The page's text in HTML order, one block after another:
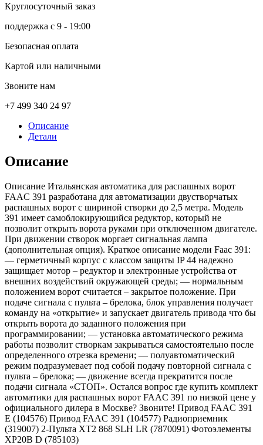
Круглосуточный заказ
поддержка с 9 - 19:00
Безопасная оплата
Картой или наличными
Звоните нам
+7 499 340 24 97
Описание
Детали
Описание
Описание Итальянская автоматика для распашных ворот
FAAC 391 разработана для автоматизации двустворчатых
распашных ворот с шириной створки до 2,5 метра. Модель
391 имеет самоблокирующийся редуктор, который не
позволит открыть ворота руками при отключенном двигателе.
При движении створок моргает сигнальная лампа
(дополнительная опция). Краткое описание модели Faac 391:
— герметичный корпус с классом защиты IP 44 надежно
защищает мотор – редуктор и электронные устройства от
внешних воздействий окружающей среды; — нормальным
положением ворот считается – закрытое положение. При
подаче сигнала с пульта – брелока, блок управления получает
команду на «открытие» и запускает двигатель привода что бы
открыть ворота до заданного положения при
программировании; — установка автоматического режима
работы позволит створкам закрываться самостоятельно после
определенного отрезка времени; — полуавтоматический
режим подразумевает под собой подачу повторной сигнала с
пульта – брелока; — движение всегда прекратится после
подачи сигнала «СТОП». Остался вопрос где купить комплект
автоматики для распашных ворот FAAC 391 по низкой цене у
официального дилера в Москве? Звоните! Привод FAAC 391
E (104576) Привод FAAC 391 (104577) Радиоприемник
(319007) 2-Пульта XT2 868 SLH LR (7870091) Фотоэлементы
XP20B D (785103)